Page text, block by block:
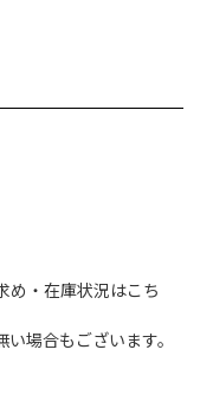
め・在庫状況はこち
場合もございます。